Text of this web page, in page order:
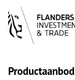
Productaanbod